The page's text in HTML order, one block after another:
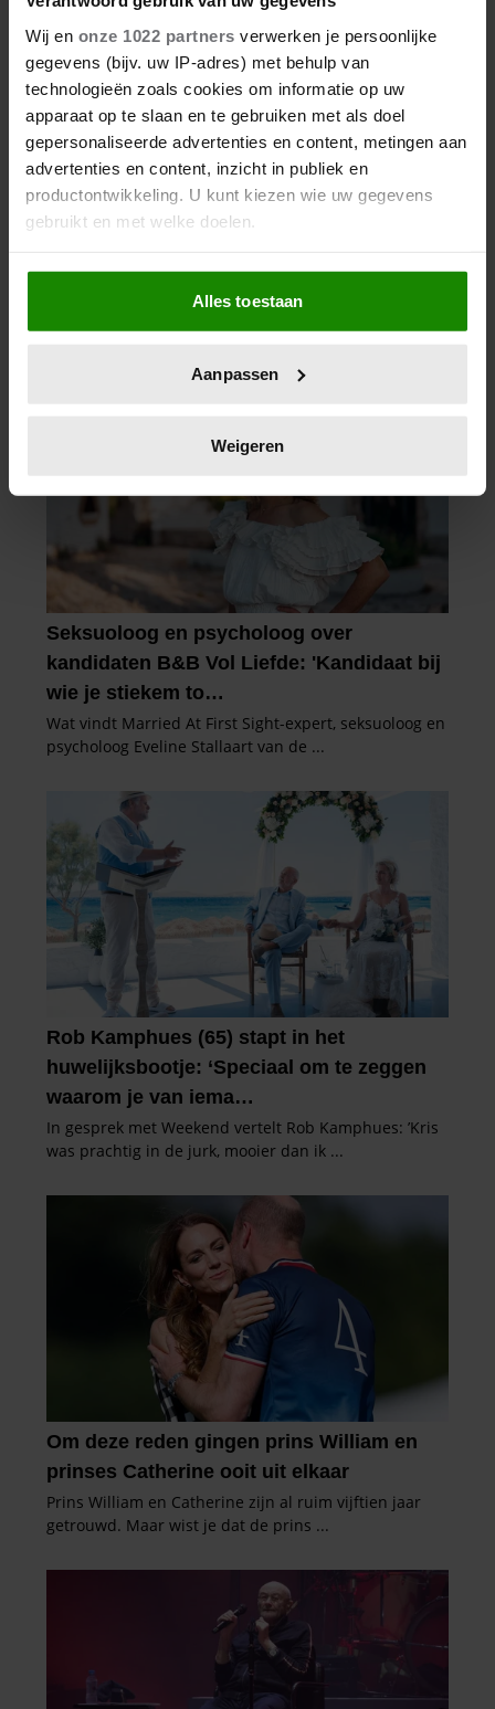
Wij en onze 1022 partners verwerken je persoonlijke
gegevens (bijv. uw IP-adres) met behulp van
technologieën zoals cookies om informatie op uw
apparaat op te slaan en te gebruiken met als doel
gepersonaliseerde advertenties en content, metingen aan
advertenties en content, inzicht in publiek en
productontwikkeling. U kunt kiezen wie uw gegevens
gebruikt en met welke doelen.
Als u het toestaat, willen we ook graag:
Informatie verzamelen over uw geografische
locatie, die tot een paar meter nauwkeurig kan zijn
scannen op specifieke eigenschappen (fingerprinting)
verwerkt en stel uw voorkeuren in het
intrekken in de Cookieverklaring.
We gebruiken cookies om content en advertenties te
personaliseren, om functies voor social media te bieden
en om ons websiteverkeer te analyseren. Ook delen we
informatie over uw gebruik van onze site met onze
partners voor social media, adverteren en analyse. Deze
partners kunnen deze gegevens combineren met andere
informatie die u aan ze heeft verstrekt of die ze hebben
verzameld op basis van uw gebruik van hun services. U
gaat akkoord met onze cookies als u onze website blijft
Alles toestaan
Aanpassen
Weigeren